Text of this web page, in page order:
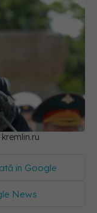
în Google
News